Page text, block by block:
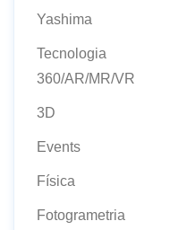
Yashima
Tecnologia
360/AR/MR/VR
3D
Events
Física
Fotogrametria